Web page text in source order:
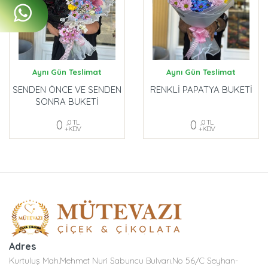
Aynı Gün Teslimat
SENDEN ÖNCE VE SENDEN
SONRA BUKETİ
0 ,0 TL
+KDV
Aynı Gün Teslimat
RENKLİ PAPATYA BUKETİ
0 ,0 TL
+KDV
Adres
Kurtuluş Mah.Mehmet Nuri Sabuncu Bulvarı.No 56/C Seyhan-